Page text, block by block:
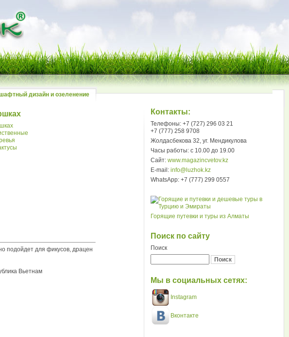
дизайн и озеленение
подойдет для фикусов, драцен
Вьетнам
Контакты:
Телефоны: +7 (727) 296 03 21
+7 (777) 258 9708
Жолдасбекова 32, уг. Мендикулова
Часы работы: с 10.00 до 19.00
Сайт:www.magazincvetov.kz
E-mail:info@luzhok.kz
WhatsApp: +7 (777) 299 0557
Горящие путевки и туры из Алматы
Поиск по сайту
Поиск
Мы в социальных сетях:
Instagram
Вконтакте